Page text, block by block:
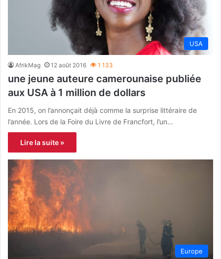
USA
AfrikMag 12 août 2016 1 133
une jeune auteure camerounaise publiée
aux USA à 1 million de dollars
En 2015, on l’annonçait déjà comme la surprise littéraire de
l’année. Lors de la Foire du Livre de Francfort, l’un…
Lire la suite »
Europe